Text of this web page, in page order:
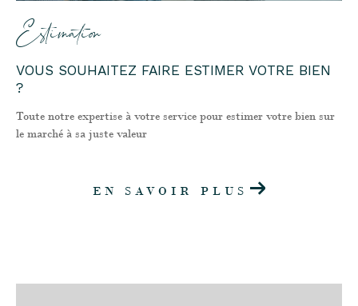
Estimation
VOUS SOUHAITEZ FAIRE ESTIMER VOTRE BIEN
?
Toute notre expertise à votre service pour estimer votre bien sur
le marché à sa juste valeur
EN SAVOIR PLUS